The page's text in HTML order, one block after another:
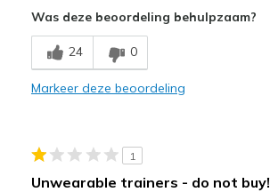
Breathe Well
Beste toepassingen
Casual Wear
Width
Sizing
Feels true to size
Was deze beoordeling behulpzaam?
24 0
Markeer deze beoordeling
1
Unwearable trainers - do not buy!